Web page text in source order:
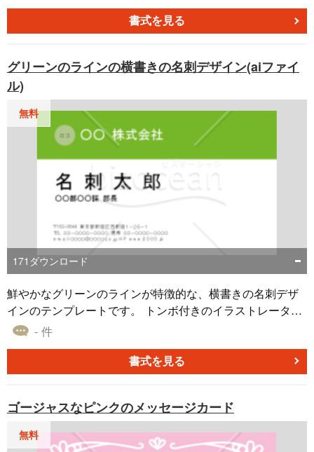
どは自由にでき、自分自身や会社の特徴を効果的にアピー
となっているので、ダウンロード（無料）してお使いくだ
さい。
書式を見る
グリーンのラインの横書きの名刺デザイン(aiファイ
ル)
無料
171 ダウンロード
鮮やかなグリーンのラインが特徴的な、横書きの名刺デザ
インのテンプレートです。 トンボ付きのイラストレータの
データなので、自在に編集できます。 ロゴを設置するスペ
となる名刺を簡単に作成することが可能です。ダウンロー
- 件
書式を見る
ゴージャスなピンクのメッセージカード
無料